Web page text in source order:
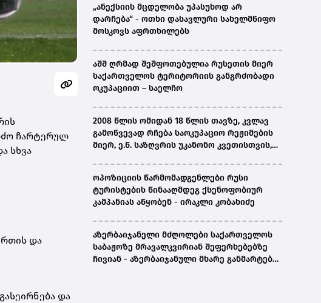
ჩარტერულ
სხვა
და
და
„ანექსიის მცდელობა უპასუხოდ არ
დარჩება“ - ოთხი დასავლური სახელმწიფო
მოსკოვს აფრთხილებს
აშშ ღრმად შეშფოთებულია რუსეთის მიერ
საქართველოს ტერიტორიის განგრძობადი
ოკუპაციით – საელჩო
2008 წლის ომიდან 18 წლის თავზე, კვლავ
გამოწვევად რჩება საოკუპაციო რეჟიმების
მიერ, ე.წ. საზღვრის უკანონო კვეთისთვის,
ენაზე განათლების ხელმისაწვდომობა-
სახალხო დამცველი
ოპოზიციის წარმომადგენლები რუსი
ტურისტების წინააღმდეგ ქსენოფობიურ
კამპანიას აწყობენ - ირაკლი კობახიძე
აზერბაიჯანელი მძღოლები საქართველოს
საბაჟოზე მრავალკვირიან შეფერხებებზე
ჩივიან - აზერბაიჯანული მხარე განმარტებას